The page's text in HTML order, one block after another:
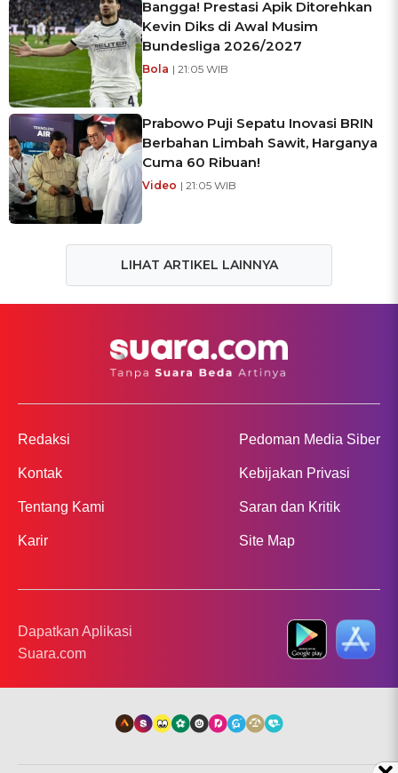
Bangga! Prestasi Apik Ditorehkan
Kevin Diks di Awal Musim
Bundesliga 2026/2027
Bola | 21:05 WIB
Prabowo Puji Sepatu Inovasi BRIN
Berbahan Limbah Sawit, Harganya
Cuma 60 Ribuan!
Video | 21:05 WIB
LIHAT ARTIKEL LAINNYA
Redaksi
Kontak
Tentang Kami
Karir
Pedoman Media Siber
Kebijakan Privasi
Saran dan Kritik
Site Map
Dapatkan Aplikasi
Suara.com